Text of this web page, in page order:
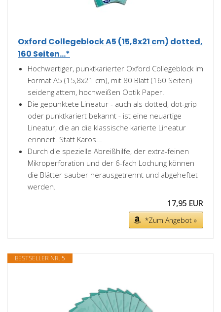
Oxford Collegeblock A5 (15,8x21 cm) dotted,
160 Seiten...*
Hochwertiger, punktkarierter Oxford Collegeblock im
Format A5 (15,8x21 cm), mit 80 Blatt (160 Seiten)
seidenglattem, hochweißen Optik Paper.
Die gepunktete Lineatur - auch als dotted, dot-grip
oder punktkariert bekannt - ist eine neuartige
Lineatur, die an die klassische karierte Lineatur
erinnert. Statt Karos...
Durch die spezielle Abreißhilfe, der extra-feinen
Mikroperforation und der 6-fach Lochung können
die Blätter sauber herausgetrennt und abgeheftet
werden.
17,95 EUR
*Zum Angebot »
BESTSELLER NR. 5